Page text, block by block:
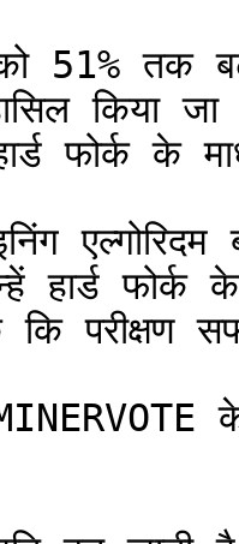
51% तक
किया
फोर्क के
हार्ड